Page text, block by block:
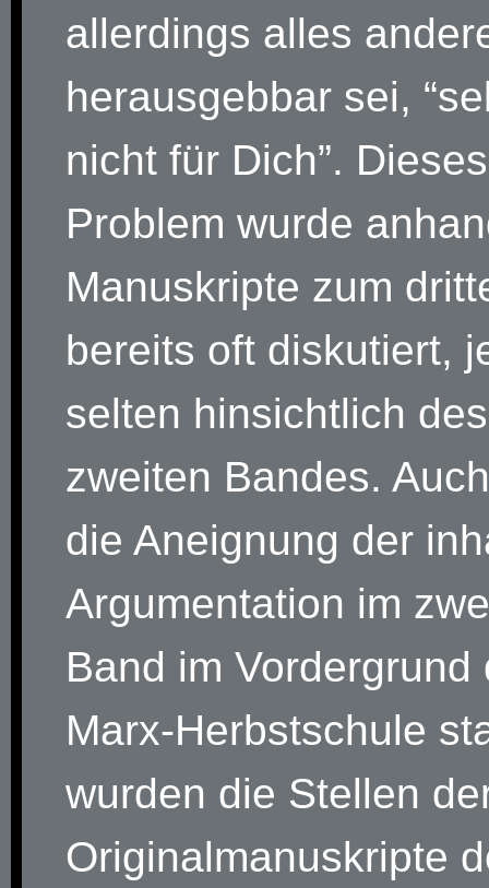
allerdings alles
herausgebbar sei,
nicht für Dich”. Dieses
Problem wurde
Manuskripte zum
bereits oft diskutiert,
selten hinsichtlich des
zweiten Bandes.
die Aneignung der
Argumentation im
Band im Vordergrund
Marx-Herbstschule
wurden die Stellen
Originalmanuskripte